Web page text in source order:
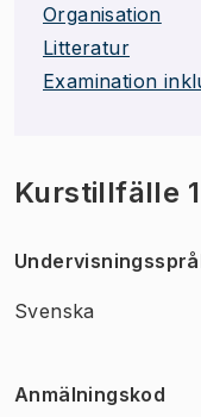
Organisation
Litteratur
Examination
Kurstillfälle 1
Svenska
Anmälningskod